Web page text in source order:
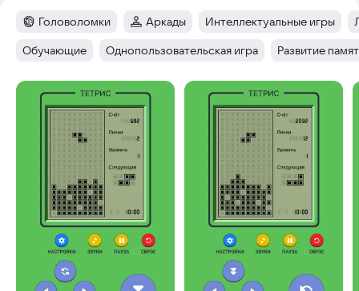
Категория:
Головоломки Категория:
Аркады Тег:
Интеллектуальные игры
Тег:
Обучающие Тег:
Однопользовательская игра Тег:
Развитие
Скриншоты